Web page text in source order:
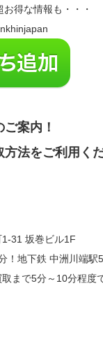
得な情報も・・・
案内！
法をご利用くだ
31 坂巻ビル1F
！地下鉄 中洲川端駅5
まで5分～10分程度